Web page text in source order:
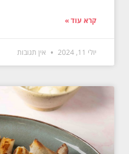
קרא עוד »
יולי 11, 2024 אין תגובות